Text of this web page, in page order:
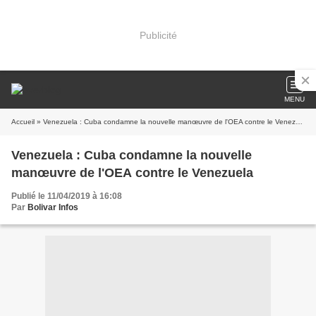
Publicité
MENU
Accueil » Venezuela : Cuba condamne la nouvelle manœuvre de l'OEA contre le Venezuela
Venezuela : Cuba condamne la nouvelle
manœuvre de l'OEA contre le Venezuela
Publié le 11/04/2019 à 16:08
Par Bolivar Infos